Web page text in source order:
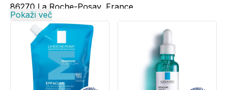
86270 La Roche-Posay, France
Informacije o proizvajalcu -Elektronski kontaktni
naslov:
+386 1 5800 988; larocheposay@si.oaccare.com;
cena je obračunana po ceniku operaterja//
www.laroche-posay.si
Pokaži več